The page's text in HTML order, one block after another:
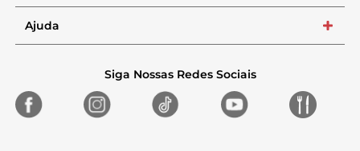
Ajuda +
Siga Nossas Redes Sociais